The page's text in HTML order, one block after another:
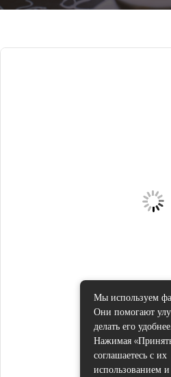
Мы используем
Они помогают
делать его удобнее.
Нажимая
соглашаетесь с их
использованием и